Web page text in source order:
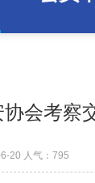
会考察
20 人气： 795